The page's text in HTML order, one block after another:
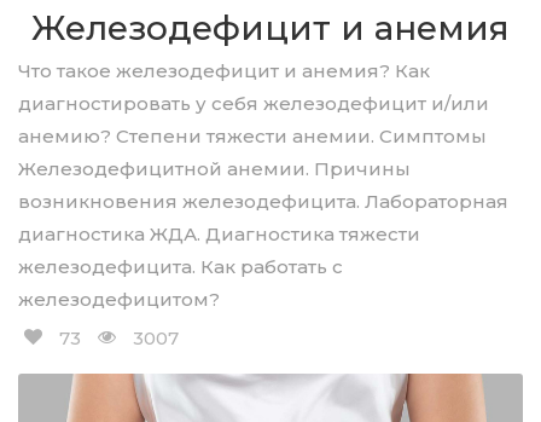
Железодефицит и анемия
Что такое железодефицит и анемия? Как
диагностировать у себя железодефицит и/или
анемию? Степени тяжести анемии. Симптомы
Железодефицитной анемии. Причины
возникновения железодефицита. Лабораторная
диагностика ЖДА. Диагностика тяжести
железодефицита. Как работать с
железодефицитом?
73
3007